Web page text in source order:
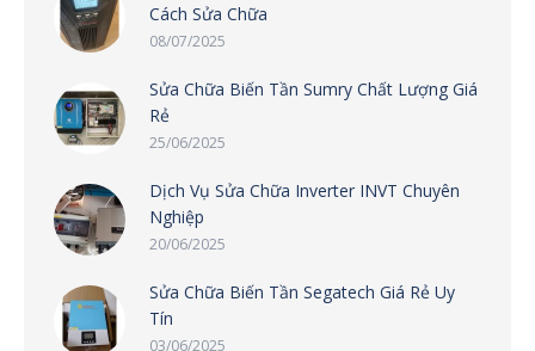
Cách Sửa Chữa
08/07/2025
Sửa Chữa Biến Tần Sumry Chất Lượng Giá
Rẻ
25/06/2025
Dịch Vụ Sửa Chữa Inverter INVT Chuyên
Nghiệp
20/06/2025
Sửa Chữa Biến Tần Segatech Giá Rẻ Uy
Tín
03/06/2025